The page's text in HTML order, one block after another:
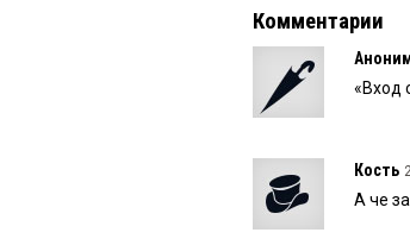
Комментарии
«Вход
Кость
А че